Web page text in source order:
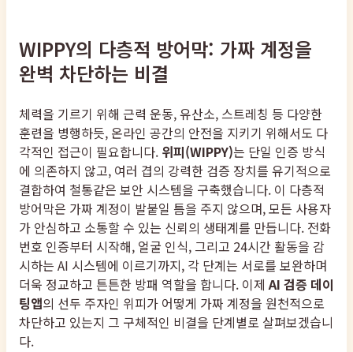
WIPPY의 다층적 방어막: 가짜 계정을
완벽 차단하는 비결
체력을 기르기 위해 근력 운동, 유산소, 스트레칭 등 다양한
훈련을 병행하듯, 온라인 공간의 안전을 지키기 위해서도 다
각적인 접근이 필요합니다. 위피(WIPPY)는 단일 인증 방식
에 의존하지 않고, 여러 겹의 강력한 검증 장치를 유기적으로
결합하여 철통같은 보안 시스템을 구축했습니다. 이 다층적
방어막은 가짜 계정이 발붙일 틈을 주지 않으며, 모든 사용자
가 안심하고 소통할 수 있는 신뢰의 생태계를 만듭니다. 전화
번호 인증부터 시작해, 얼굴 인식, 그리고 24시간 활동을 감
시하는 AI 시스템에 이르기까지, 각 단계는 서로를 보완하며
더욱 정교하고 튼튼한 방패 역할을 합니다. 이제AI 검증 데이
팅앱의 선두 주자인 위피가 어떻게 가짜 계정을 원천적으로
차단하고 있는지 그 구체적인 비결을 단계별로 살펴보겠습니
다.